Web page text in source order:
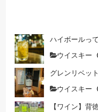
ハイボールっ
ウイスキー
グレンリベッ
ウイスキー
【ワイン】背